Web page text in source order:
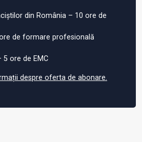
din România – 10 ore de
de formare profesională
5 ore de EMC
despre oferta de abonare.